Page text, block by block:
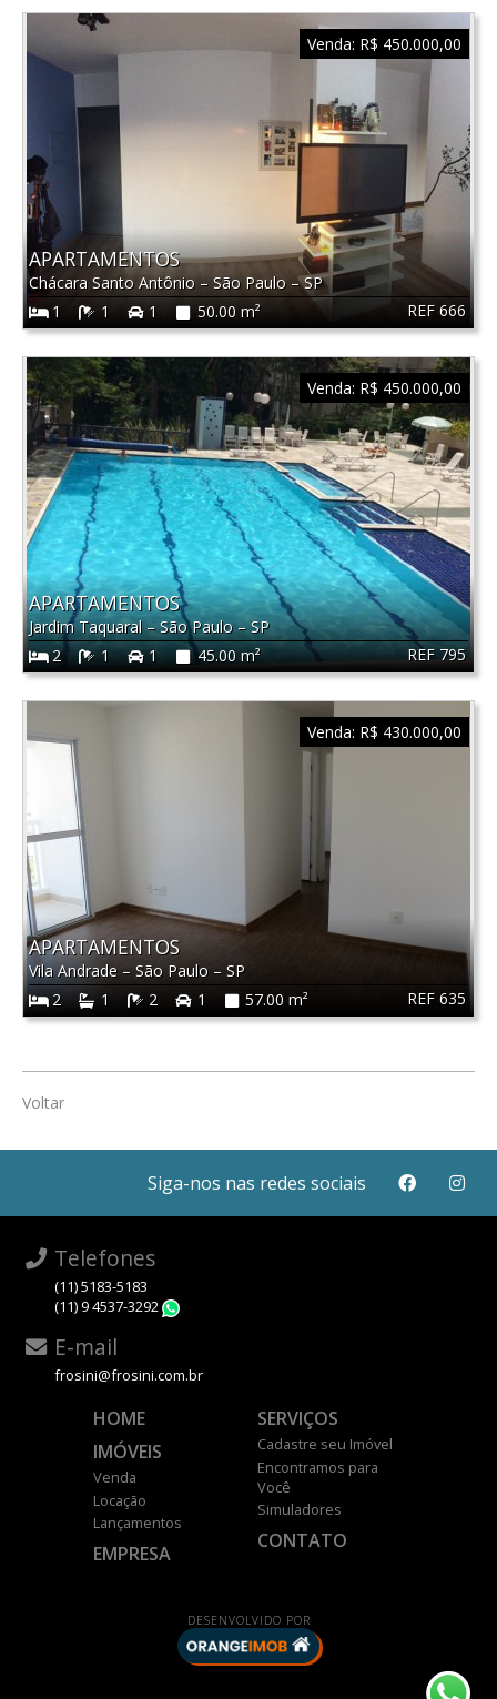
REF 666
APARTAMENTOS
Chácara Santo Antônio–São Paulo –SP
1
1 1 50.00 m²
Venda: R$ 450.000,00
REF 795
APARTAMENTOS
Jardim Taquaral–São Paulo–SP
2
1 1 45.00 m²
Venda: R$ 450.000,00
REF 635
APARTAMENTOS
Vila Andrade – São Paulo – SP
2
1 2 1 57.00 m²
Venda: R$ 430.000,00
Voltar
Siga-nos nas redes sociais
Telefones
(11) 5183-5183
(11) 9 4537-3292
E-mail
frosini@frosini.com.br
HOME
IMÓVEIS
Venda
Locação
Lançamentos
EMPRESA
SERVIÇOS
Cadastre seu Imóvel
Encontramos para
Você
Simuladores
CONTATO
DESENVOLVIDO POR